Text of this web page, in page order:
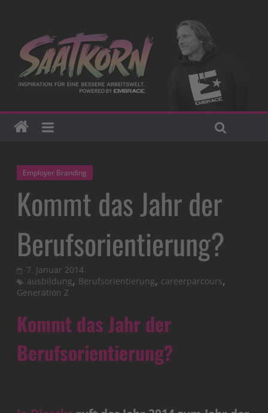
Employer Branding
Kommt das Jahr der
Berufsorientierung?
7. Januar 2014
ausbildung, Berufsorientierung, careerparcours,
Generation Z
Kommt das Jahr der
Berufsorientierung?